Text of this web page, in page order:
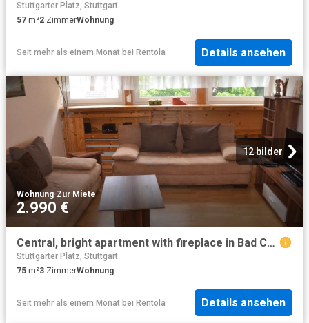
Stuttgarter Platz, Stuttgart
57 m²2 ZimmerWohnung
Seit mehr als einem Monat bei Rentola Details ansehen
12 bilder
Wohnung·Zur Miete
2.990 €
Central, bright apartment with fireplace in Bad Cannstatt
Stuttgarter Platz, Stuttgart
75 m²3 ZimmerWohnung
Seit mehr als einem Monat bei Rentola Details ansehen